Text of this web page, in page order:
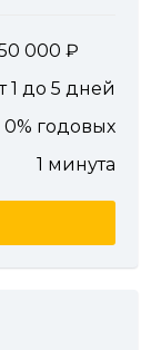
000
1 до 5 дней
0% годовых
1 минута